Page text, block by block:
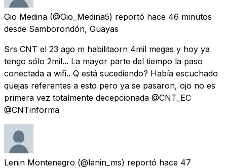
Gio Medina (@Gio_Medina5) reportó hace 46 minutos
desde Samborondón, Guayas
Srs CNT el 23 ago m habilitaorn 4mil megas y hoy ya
tengo sólo 2mil... La mayor parte del tiempo la paso
conectada a wifi.. Q está sucediendo? Había escuchado
quejas referentes a esto pero ya se pasaron, ojo no es
primera vez totalmente decepcionada @CNT_EC
@CNTinforma
Lenin Montenegro (@lenin_ms) reportó hace 47